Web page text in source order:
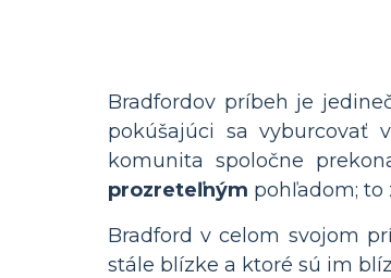
Bradfordov príbeh je
pokúšajúci sa vyburcovať
komunita spoločne
prozreteľným pohľadom; to
Bradford v celom svojom
stále blízke a ktoré sú im